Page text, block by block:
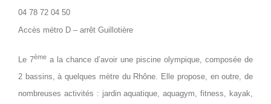
04 78 72 04 50
Accès métro D – arrêt Guillotière
Le 7ème a la chance d’avoir une piscine olympique, composée de
2 bassins, à quelques mètre du Rhône. Elle propose, en outre, de
nombreuses activités : jardin aquatique, aquagym, fitness, kayak,